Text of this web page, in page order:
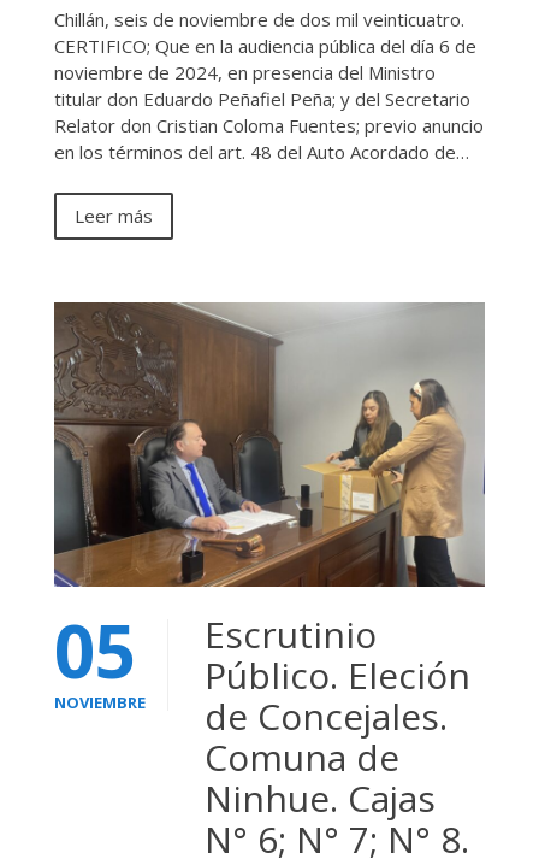
Chillán, seis de noviembre de dos mil veinticuatro.
CERTIFICO; Que en la audiencia pública del día 6 de
noviembre de 2024, en presencia del Ministro
titular don Eduardo Peñafiel Peña; y del Secretario
Relator don Cristian Coloma Fuentes; previo anuncio
en los términos del art. 48 del Auto Acordado de…
Leer más
05
NOVIEMBRE
Escrutinio
Público. Eleción
de Concejales.
Comuna de
Ninhue. Cajas
N° 6; N° 7; N° 8.